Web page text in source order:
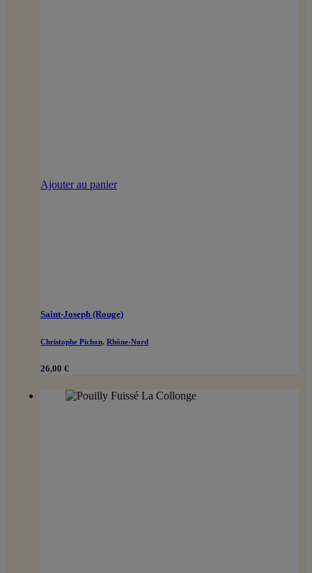
Ajouter au panier
Saint-Joseph (Rouge)
Christophe Pichon, Rhône-Nord
26,00 €